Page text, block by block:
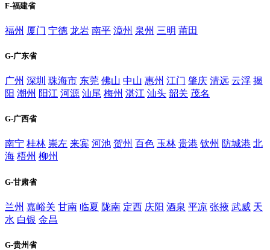
F-福建省
福州 厦门 宁德 龙岩 南平 漳州 泉州 三明 莆田
G-广东省
广州 深圳 珠海市 东莞 佛山 中山 惠州 江门 肇庆 清远 云浮 揭
阳 潮州 阳江 河源 汕尾 梅州 湛江 汕头 韶关 茂名
G-广西省
南宁 桂林 崇左 来宾 河池 贺州 百色 玉林 贵港 钦州 防城港 北
海 梧州 柳州
G-甘肃省
兰州 嘉峪关 甘南 临夏 陇南 定西 庆阳 酒泉 平凉 张掖 武威 天
水 白银 金昌
G-贵州省